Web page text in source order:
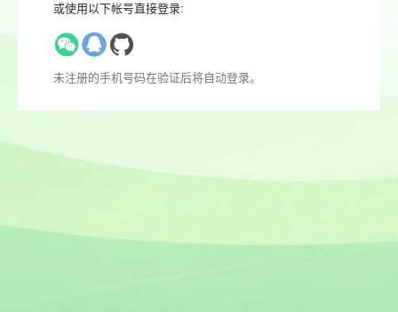
或使用以下帐号直接登录:
未注册的手机号码在验证后将自动登录。